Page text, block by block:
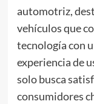
automotriz,
vehículos que
tecnología con
experiencia de
solo busca
consumidores